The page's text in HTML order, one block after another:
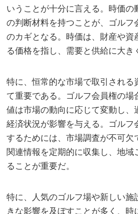
いうことが十分に言える。時価の
の判断材料を持つことが、ゴルフ
のカギとなる。時価は、財産や資
る価格を指し、需要と供給に大き
特に、恒常的な市場で取引される
て重要である。ゴルフ会員権の場
値は市場の動向に応じて変動し、
経済状況が影響を与える。ゴルフ
するためには、市場調査が不可欠
関連情報を定期的に収集し、地域
ることが重要だ。
特に、人気のゴルフ場や新しい施
きな影響を及ぼすことが多く、時